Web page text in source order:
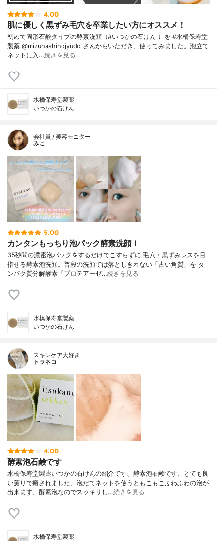
4.00
肌に優しく黒ずみ毛穴を卒業したい方にオススメ！
初めて固形石鹸タイプの酵素洗顔（#いつかの石けん ）を #水橋保寿堂
製薬 @mizuhashihojyudo さんからいただき、使ってみました。泡立て
ネットに入…続きを見る
水橋保寿堂製薬
いつかの石けん
会社員 / 美容モニター
みこ
5.00
カンタンもっちり泡パック酵素洗顔！
35秒間の濃密泡パックをするだけでこすらずに 毛穴・黒ずみレスを目
指せる酵素泡洗顔。普段の洗顔では落としきれない「古い角質」を タ
ンパク質分解酵素「プロテアーゼ…続きを見る
水橋保寿堂製薬
いつかの石けん
スキンケア大好き
トラネコ
4.00
酵素泡石鹸です
水橋保寿堂製薬いつかの石けんの紹介です、酵素泡石鹸です、とても良
い薫りで癒されました、泡だてネットを使うともこもこふわふわの泡が
出来ます、酵素泡なのでスッキリし…続きを見る
水橋保寿堂製薬